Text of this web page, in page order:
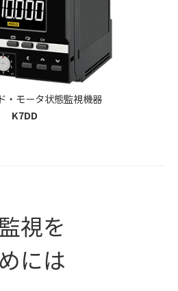
・モータ状態監視機器
K7DD
視を
には